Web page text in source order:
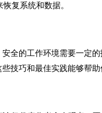
复系统和数据。
的工作环境需要一定的
技巧和最佳实践能够帮